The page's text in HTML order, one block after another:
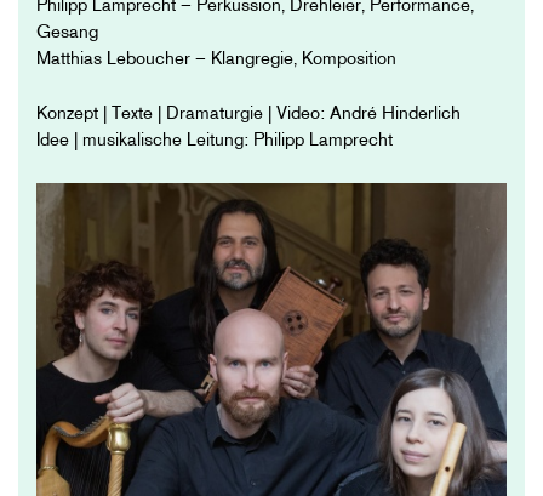
Philipp Lamprecht – Perkussion, Drehleier, Performance,
Gesang
Matthias Leboucher – Klangregie, Komposition
Konzept | Texte | Dramaturgie | Video: André Hinderlich
Idee | musikalische Leitung: Philipp Lamprecht